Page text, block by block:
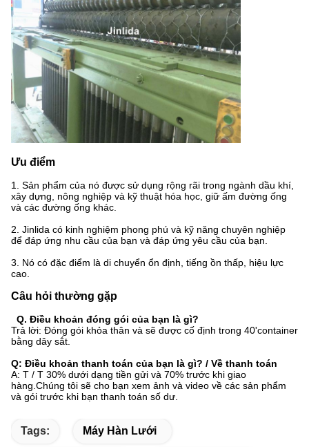
Ưu điểm
1. Sản phẩm của nó được sử dụng rộng rãi trong ngành dầu khí,
xây dựng, nông nghiệp và kỹ thuật hóa học, giữ ấm đường ống
và các đường ống khác.
2. Jinlida có kinh nghiệm phong phú và kỹ năng chuyên nghiệp
để đáp ứng nhu cầu của bạn và đáp ứng yêu cầu của bạn.
3. Nó có đặc điểm là di chuyển ổn định, tiếng ồn thấp, hiệu lực
cao.
Câu hỏi thường gặp
Q. Điều khoản đóng gói của bạn là gì?
Trả lời: Đóng gói khỏa thân và sẽ được cố định trong 40'container
bằng dây sắt.
Q: Điều khoản thanh toán của bạn là gì? / Về thanh toán
A: T / T 30% dưới dạng tiền gửi và 70% trước khi giao
hàng.Chúng tôi sẽ cho bạn xem ảnh và video về các sản phẩm
và gói trước khi bạn thanh toán số dư.
Tags: Máy Hàn Lưới